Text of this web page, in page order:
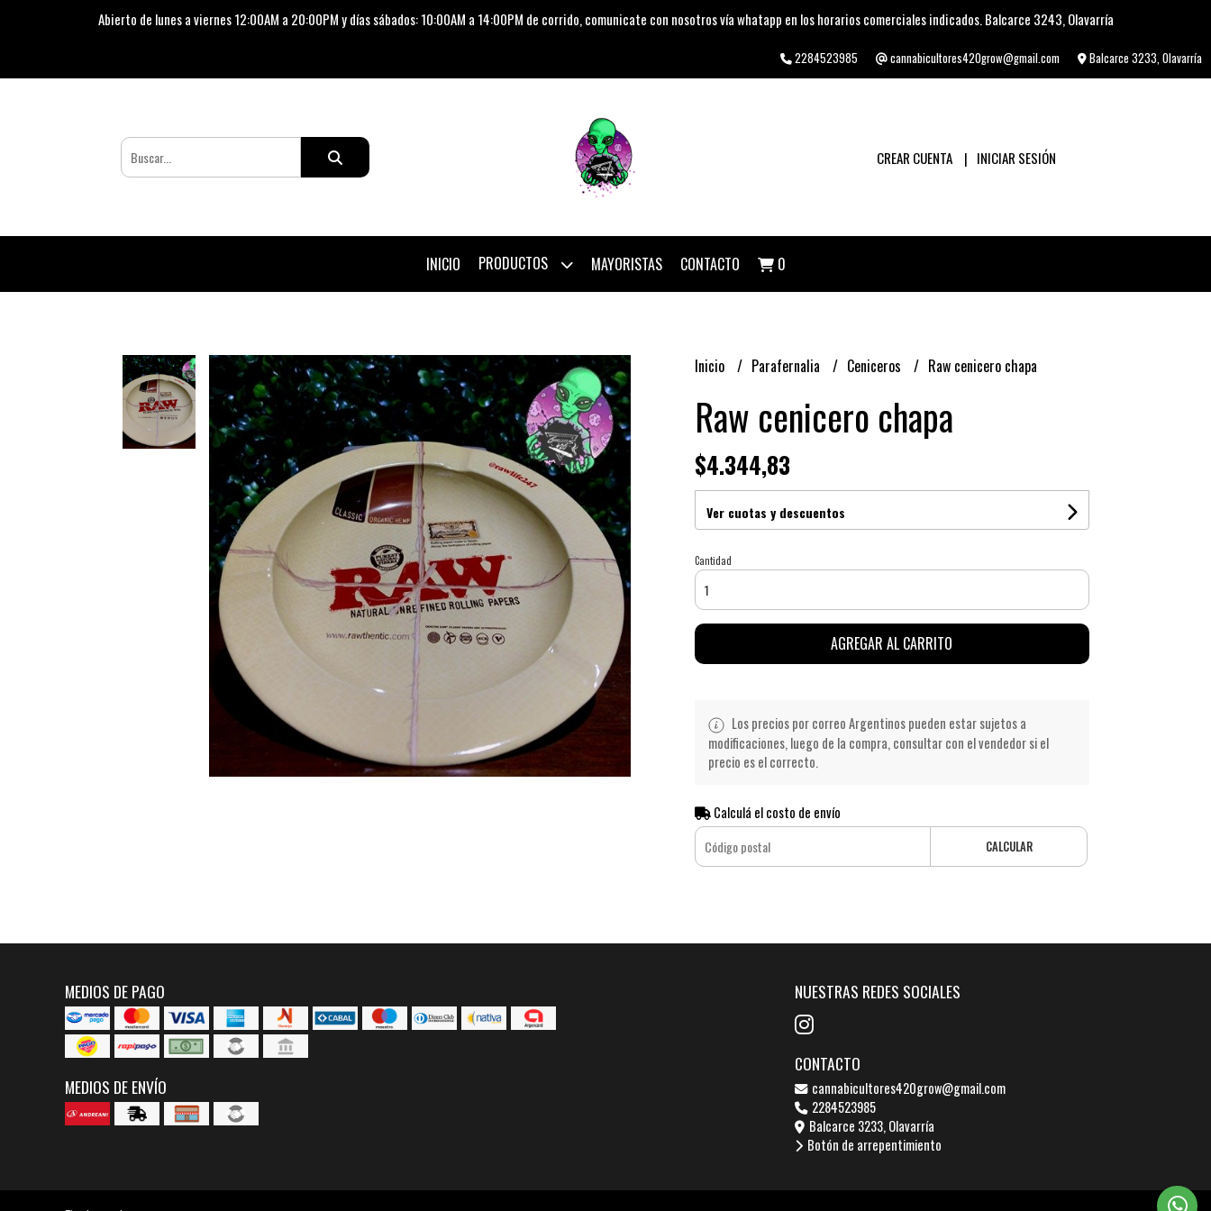
Abierto de lunes a viernes 12:00AM a 20:00PM y días sábados: 10:00AM a 14:00PM de corrido, comunicate con nosotros vía whatapp en los horarios comerciales indicados. Balcarce 3243, Olavarría
2284523985 cannabicultores420grow@gmail.com Balcarce 3233, Olavarría
CREAR CUENTA INICIAR SESIÓN
INICIO PRODUCTOS MAYORISTAS CONTACTO 0
Inicio Parafernalia Ceniceros Raw cenicero chapa
Raw cenicero chapa
$4.344,83
Ver cuotas y descuentos
Cantidad
AGREGAR AL CARRITO
Los precios por correo Argentinos pueden estar sujetos a
modificaciones, luego de la compra, consultar con el vendedor si el
precio es el correcto.
Calculá el costo de envío
CALCULAR
MEDIOS DE PAGO
MEDIOS DE ENVÍO
NUESTRAS REDES SOCIALES
CONTACTO
cannabicultores420grow@gmail.com
2284523985
Balcarce 3233, Olavarría
Botón de arrepentimiento